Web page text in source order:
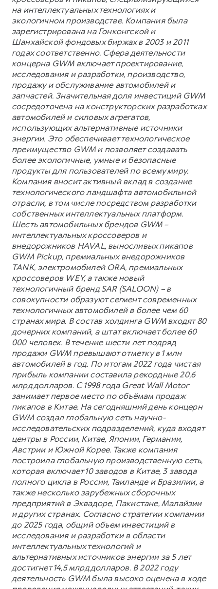
на интеллектуальных технологиях и
экологичном производстве. Компания была
зарегистрирована на Гонконгской и
Шанхайской фондовых биржах в 2003 и 2011
годах соответственно. Сфера деятельности
концерна GWM включает проектирование,
исследования и разработки, производство,
продажу и обслуживание автомобилей и
запчастей. Значительная доля инвестиций GWM
сосредоточена на конструкторских разработках
автомобилей и силовых агрегатов,
использующих альтернативные источники
энергии. Это обеспечивает технологическое
преимущество GWM и позволяет создавать
более экологичные, умные и безопасные
продукты для пользователей по всему миру.
Компания вносит активный вклад в создание
технологического ландшафта автомобильной
отрасли, в том числе посредством разработки
собственных интеллектуальных платформ.
Шесть автомобильных брендов GWM –
интеллектуальных кроссоверов и
внедорожников HAVAL, выносливых пикапов
GWM Pickup, премиальных внедорожников
TANK, электромобилей ORA, премиальных
кроссоверов WEY, а также новый
технологичный бренд SAR (SALOON) – в
совокупности образуют сегмент современных
технологичных автомобилей в более чем 60
странах мира. В состав холдинга GWM входят 80
дочерних компаний, а штат включает более 60
000 человек. В течение шести лет подряд
продажи GWM превышают отметку в 1 млн
автомобилей в год. По итогам 2022 года чистая
прибыль компании составила рекордные 20,6
млрд долларов. С 1998 года Great Wall Motor
занимает первое место по объёмам продаж
пикапов в Китае. На сегодняшний день концерн
GWM создал глобальную сеть научно-
исследовательских подразделений, куда входят
центры в России, Китае, Японии, Германии,
Австрии и Южной Корее. Также компания
построила глобальную производственную сеть,
которая включает 10 заводов в Китае, 3 завода
полного цикла в России, Таиланде и Бразилии, а
также несколько зарубежных сборочных
предприятий в Эквадоре, Пакистане, Малайзии
и других странах. Согласно стратегии компании
до 2025 года, общий объем инвестиций в
исследования и разработки в области
интеллектуальных технологий и
альтернативных источников энергии за 5 лет
достигнет 14,5 млрд долларов. В 2022 году
деятельность GWM была высоко оценена в ходе